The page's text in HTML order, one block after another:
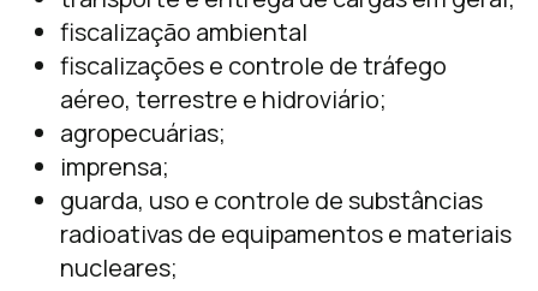
fiscalização ambiental
fiscalizações e controle de tráfego
aéreo, terrestre e hidroviário;
agropecuárias;
imprensa;
guarda, uso e controle de substâncias
radioativas de equipamentos e materiais
nucleares;